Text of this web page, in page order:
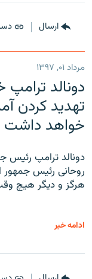
ارسال
مرداد ۰۱, ۱۳۹۷
دونالد
تهدید کردن
خواهد داشت
دونالد ترامپ رئیس
روحانی رئیس جمهور
هرگز و دیگر هیچ
ادامه خبر